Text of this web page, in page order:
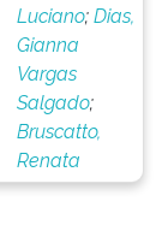
Luciano;Dias,
Gianna
Vargas
Salgado;
Bruscatto,
Renata